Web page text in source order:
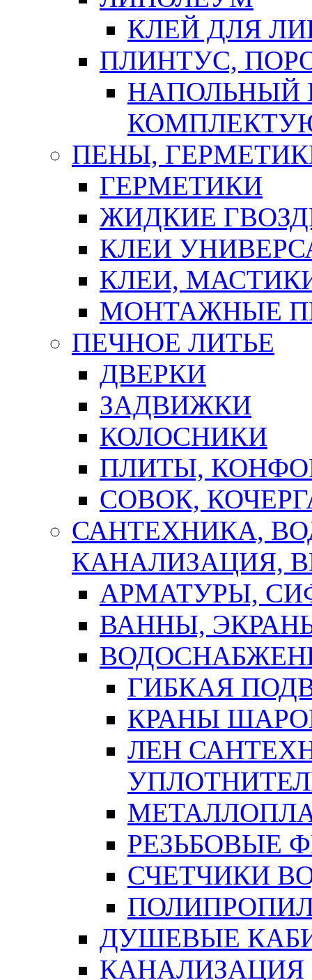
КЛЕЙ ДЛЯ
ПЛИНТУС,
НАПОЛЬНЫЙ
ПЕНЫ,
ГЕРМЕТИКИ
ЖИДКИЕ
КЛЕИ
КЛЕИ,
МОНТАЖНЫЕ
ПЕЧНОЕ ЛИТЬЕ
ДВЕРКИ
ЗАДВИЖКИ
КОЛОСНИКИ
ПЛИТЫ,
СОВОК,
САНТЕХНИКА,
КАНАЛИЗАЦИЯ,
АРМАТУРЫ,
ВАННЫ,
ГИБКАЯ
КРАНЫ
ЛЕН
РЕЗЬБОВЫЕ
СЧЕТЧИКИ
ДУШЕВЫЕ
КАНАЛИЗАЦИЯ